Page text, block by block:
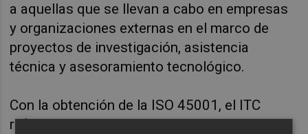
a aquellas que se llevan a cabo en empresas
y organizaciones externas en el marco de
proyectos de investigación, asistencia
técnica y asesoramiento tecnológico.
Con la obtención de la ISO 45001, el ITC
refuerza su compromiso con la excelencia, la